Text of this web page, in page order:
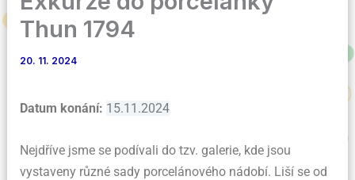
Thun 1794
20. 11. 2024
Datum konání: 15.11.2024
Nejdříve jsme se podívali do tzv. galerie, kde jsou
vystaveny různé sady porcelánového nádobí. Liší se od